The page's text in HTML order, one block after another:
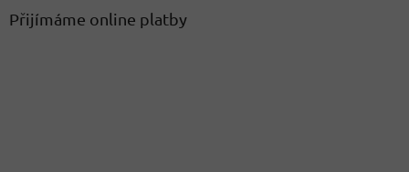
Přijímáme online platby